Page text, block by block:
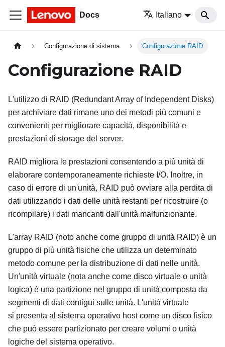
Docs Italiano
Configurazione di sistema Configurazione RAID
Configurazione RAID
L'utilizzo di RAID (Redundant Array of Independent Disks)
per archiviare dati rimane uno dei metodi più comuni e
convenienti per migliorare capacità, disponibilità e
prestazioni di storage del server.
RAID migliora le prestazioni consentendo a più unità di
elaborare contemporaneamente richieste I/O. Inoltre, in
caso di errore di un'unità, RAID può ovviare alla perdita di
dati utilizzando i dati delle unità restanti per ricostruire (o
ricompilare) i dati mancanti dall'unità malfunzionante.
L'array RAID (noto anche come gruppo di unità RAID) è un
gruppo di più unità fisiche che utilizza un determinato
metodo comune per la distribuzione di dati nelle unità.
Un'unità virtuale (nota anche come disco virtuale o unità
logica) è una partizione nel gruppo di unità composta da
segmenti di dati contigui sulle unità. L'unità virtuale
si presenta al sistema operativo host come un disco fisico
che può essere partizionato per creare volumi o unità
logiche del sistema operativo.